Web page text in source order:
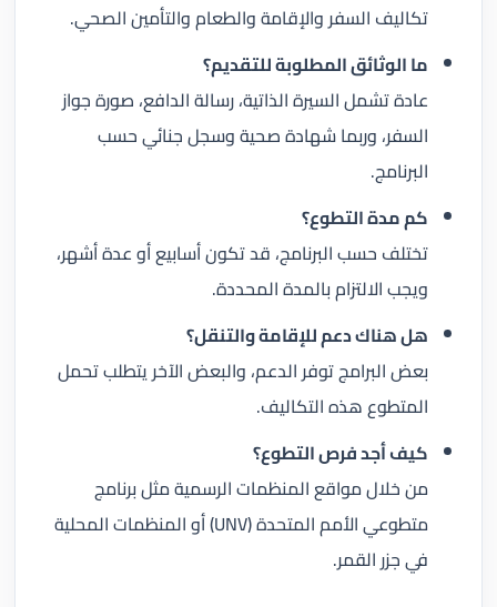
تكاليف السفر والإقامة والطعام والتأمين الصحي.
ما الوثائق المطلوبة للتقديم؟
عادة تشمل السيرة الذاتية، رسالة الدافع، صورة جواز
السفر، وربما شهادة صحية وسجل جنائي حسب
البرنامج.
كم مدة التطوع؟
تختلف حسب البرنامج، قد تكون أسابيع أو عدة أشهر،
ويجب الالتزام بالمدة المحددة.
هل هناك دعم للإقامة والتنقل؟
بعض البرامج توفر الدعم، والبعض الآخر يتطلب تحمل
المتطوع هذه التكاليف.
كيف أجد فرص التطوع؟
من خلال مواقع المنظمات الرسمية مثل برنامج
متطوعي الأمم المتحدة (UNV) أو المنظمات المحلية
في جزر القمر.